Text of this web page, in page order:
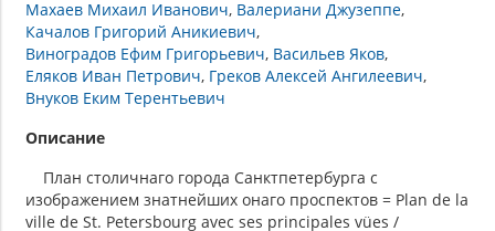
Махаев Михаил Иванович Валериани Джузеппе
Качалов Григорий Аникиевич
Виноградов Ефим Григорьевич Васильев Яков
Еляков Иван Петрович Греков Алексей Ангилеевич
Внуков Еким Терентьевич
Описание
План столичнаго города Санктпетербурга с
изображением знатнейших онаго проспектов = Plan de la
ville de St. Petersbourg avec ses principales vües /